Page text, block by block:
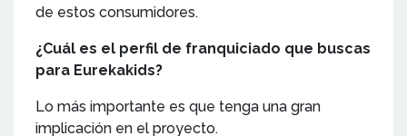
de estos consumidores.
¿Cuál es el perfil de franquiciado que buscas
para Eurekakids?
Lo más importante es que tenga una gran
implicación en el proyecto.